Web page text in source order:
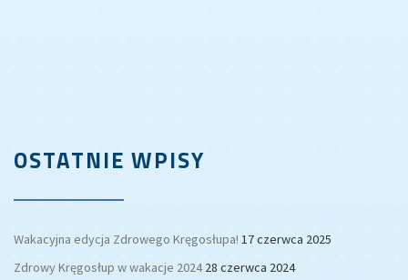
OSTATNIE WPISY
Wakacyjna edycja Zdrowego Kręgosłupa! 17 czerwca 2025
Zdrowy Kręgosłup w wakacje 2024 28 czerwca 2024